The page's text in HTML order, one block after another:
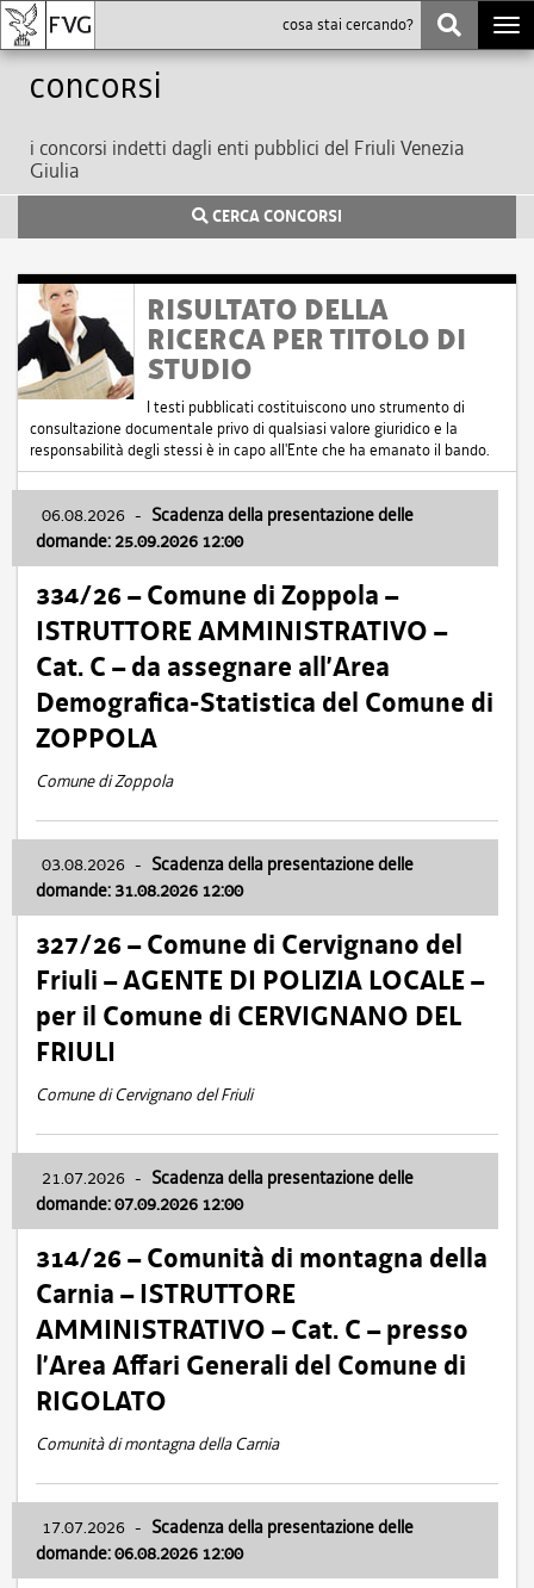
Concorsi
i concorsi indetti dagli enti pubblici del Friuli Venezia
Giulia
CERCA CONCORSI
RISULTATO DELLA
RICERCA PER TITOLO DI
STUDIO
I testi pubblicati costituiscono uno strumento di
consultazione documentale privo di qualsiasi valore giuridico e la
responsabilità degli stessi è in capo all'Ente che ha emanato il bando.
06.08.2026 - Scadenza della presentazione delle
domande: 25.09.2026 12:00
334/26 – Comune di Zoppola –
ISTRUTTORE AMMINISTRATIVO –
Cat. C – da assegnare all’Area
Demografica-Statistica del Comune di
ZOPPOLA
Comune di Zoppola
03.08.2026 - Scadenza della presentazione delle
domande: 31.08.2026 12:00
327/26 – Comune di Cervignano del
Friuli – AGENTE DI POLIZIA LOCALE –
per il Comune di CERVIGNANO DEL
FRIULI
Comune di Cervignano del Friuli
21.07.2026 - Scadenza della presentazione delle
domande: 07.09.2026 12:00
314/26 – Comunità di montagna della
Carnia – ISTRUTTORE
AMMINISTRATIVO – Cat. C – presso
l’Area Affari Generali del Comune di
RIGOLATO
Comunità di montagna della Carnia
17.07.2026 - Scadenza della presentazione delle
domande: 06.08.2026 12:00